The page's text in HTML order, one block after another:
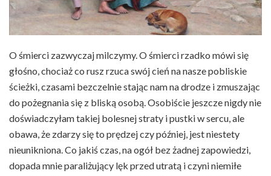
O śmierci zazwyczaj milczymy. O śmierci rzadko mówi się
głośno, chociaż co rusz rzuca swój cień na nasze pobliskie
ścieżki, czasami bezczelnie stając nam na drodze i zmuszając
do pożegnania się z bliską osobą. Osobiście jeszcze nigdy nie
doświadczyłam takiej bolesnej straty i pustki w sercu, ale
obawa, że zdarzy się to prędzej czy później, jest niestety
nieunikniona. Co jakiś czas, na ogół bez żadnej zapowiedzi,
dopada mnie paraliżujący lęk przed utratą i czyni niemiłe